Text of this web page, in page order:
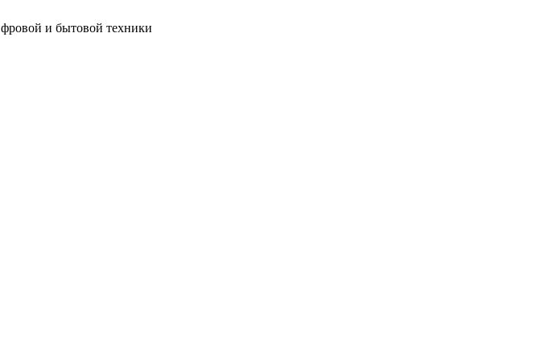
и бытовой техники